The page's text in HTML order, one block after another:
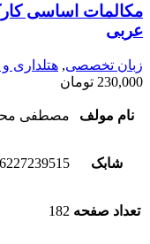
مکالمات ‌اساسی
‌عربی
زبان تخصصی, هتلداری
230,000 تومان
نام مولف مصطفی
شابک
تعداد صفحه 182